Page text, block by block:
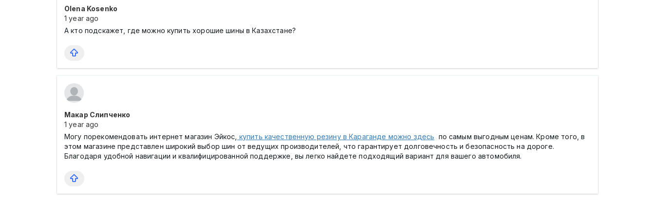
Оlena Kosenko
1 year ago
А кто подскажет, где можно купить хорошие шины в Казахстане?
Макар Слипченко
1 year ago
Могу порекомендовать интернет магазин Эйкос, купить качественную резину в Караганде можно здесь по самым выгодным ценам. Кроме того, в
этом магазине представлен широкий выбор шин от ведущих производителей, что гарантирует долговечность и безопасность на дороге.
Благодаря удобной навигации и квалифицированной поддержке, вы легко найдете подходящий вариант для вашего автомобиля.